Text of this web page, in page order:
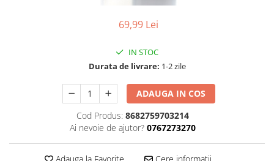
69,99 Lei
IN STOC
Durata de livrare: 1-2 zile
ADAUGA IN COS
Cod Produs: 8682759703214
Ai nevoie de ajutor? 0767273270